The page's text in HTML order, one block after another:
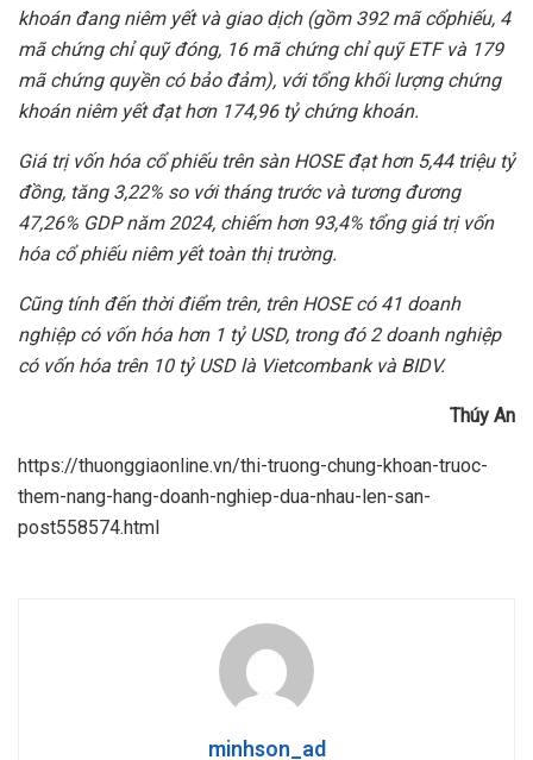
khoán đang niêm yết và giao dịch (gồm 392 mã cổphiếu, 4
mã chứng chỉquỹđóng, 16 mã chứng chỉquỹETF và 179
mã chứng quyền có bảo đảm), với tổng khối lượng chứng
khoán niêm yết đạt hơn 174,96 tỷchứng khoán.
Giá trịvốn hóa cổphiếu trên sàn HOSE đạt hơn 5,44 triệu tỷ
đồng, tăng 3,22% so với tháng trước và tương đương
47,26% GDP năm 2024, chiếm hơn 93,4% tổng giá trịvốn
hóa cổphiếu niêm yết toàn thịtrường.
Cũng tính đến thời điểm trên, trên HOSE có 41 doanh
nghiệp có vốn hóa hơn 1 tỷUSD, trong đó 2 doanh nghiệp
có vốn hóa trên 10 tỷUSD là Vietcombank và BIDV.
Thúy An
https://thuonggiaonline.vn/thi-truong-chung-khoan-truoc-
them-nang-hang-doanh-nghiep-dua-nhau-len-san-
post558574.html
minhson_ad